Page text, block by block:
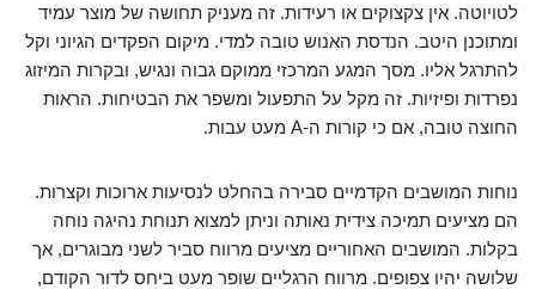
לטויוטה. אין צקצוקים או רעידות. זה מעניק תחושה של מוצר עמיד
ומתוכנן היטב. הנדסת האנוש טובה למדי. מיקום הפקדים הגיוני וקל
להתרגל אליו. מסך המגע המרכזי ממוקם גבוה ונגיש, ובקרות המיזוג
נפרדות ופיזיות. זה מקל על התפעול ומשפר את הבטיחות. הראות
החוצה טובה, אם כי קורות ה-A מעט עבות.
נוחות המושבים הקדמיים סבירה בהחלט לנסיעות ארוכות וקצרות.
הם מציעים תמיכה צידית נאותה וניתן למצוא תנוחת נהיגה נוחה
בקלות. המושבים האחוריים מציעים מרווח סביר לשני מבוגרים, אך
שלושה יהיו צפופים. מרווח הרגליים שופר מעט ביחס לדור הקודם,